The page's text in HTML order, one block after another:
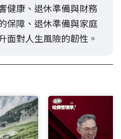
健康、退休準備與財務
保障、退休準備與家庭
面對人生風險的韌性。